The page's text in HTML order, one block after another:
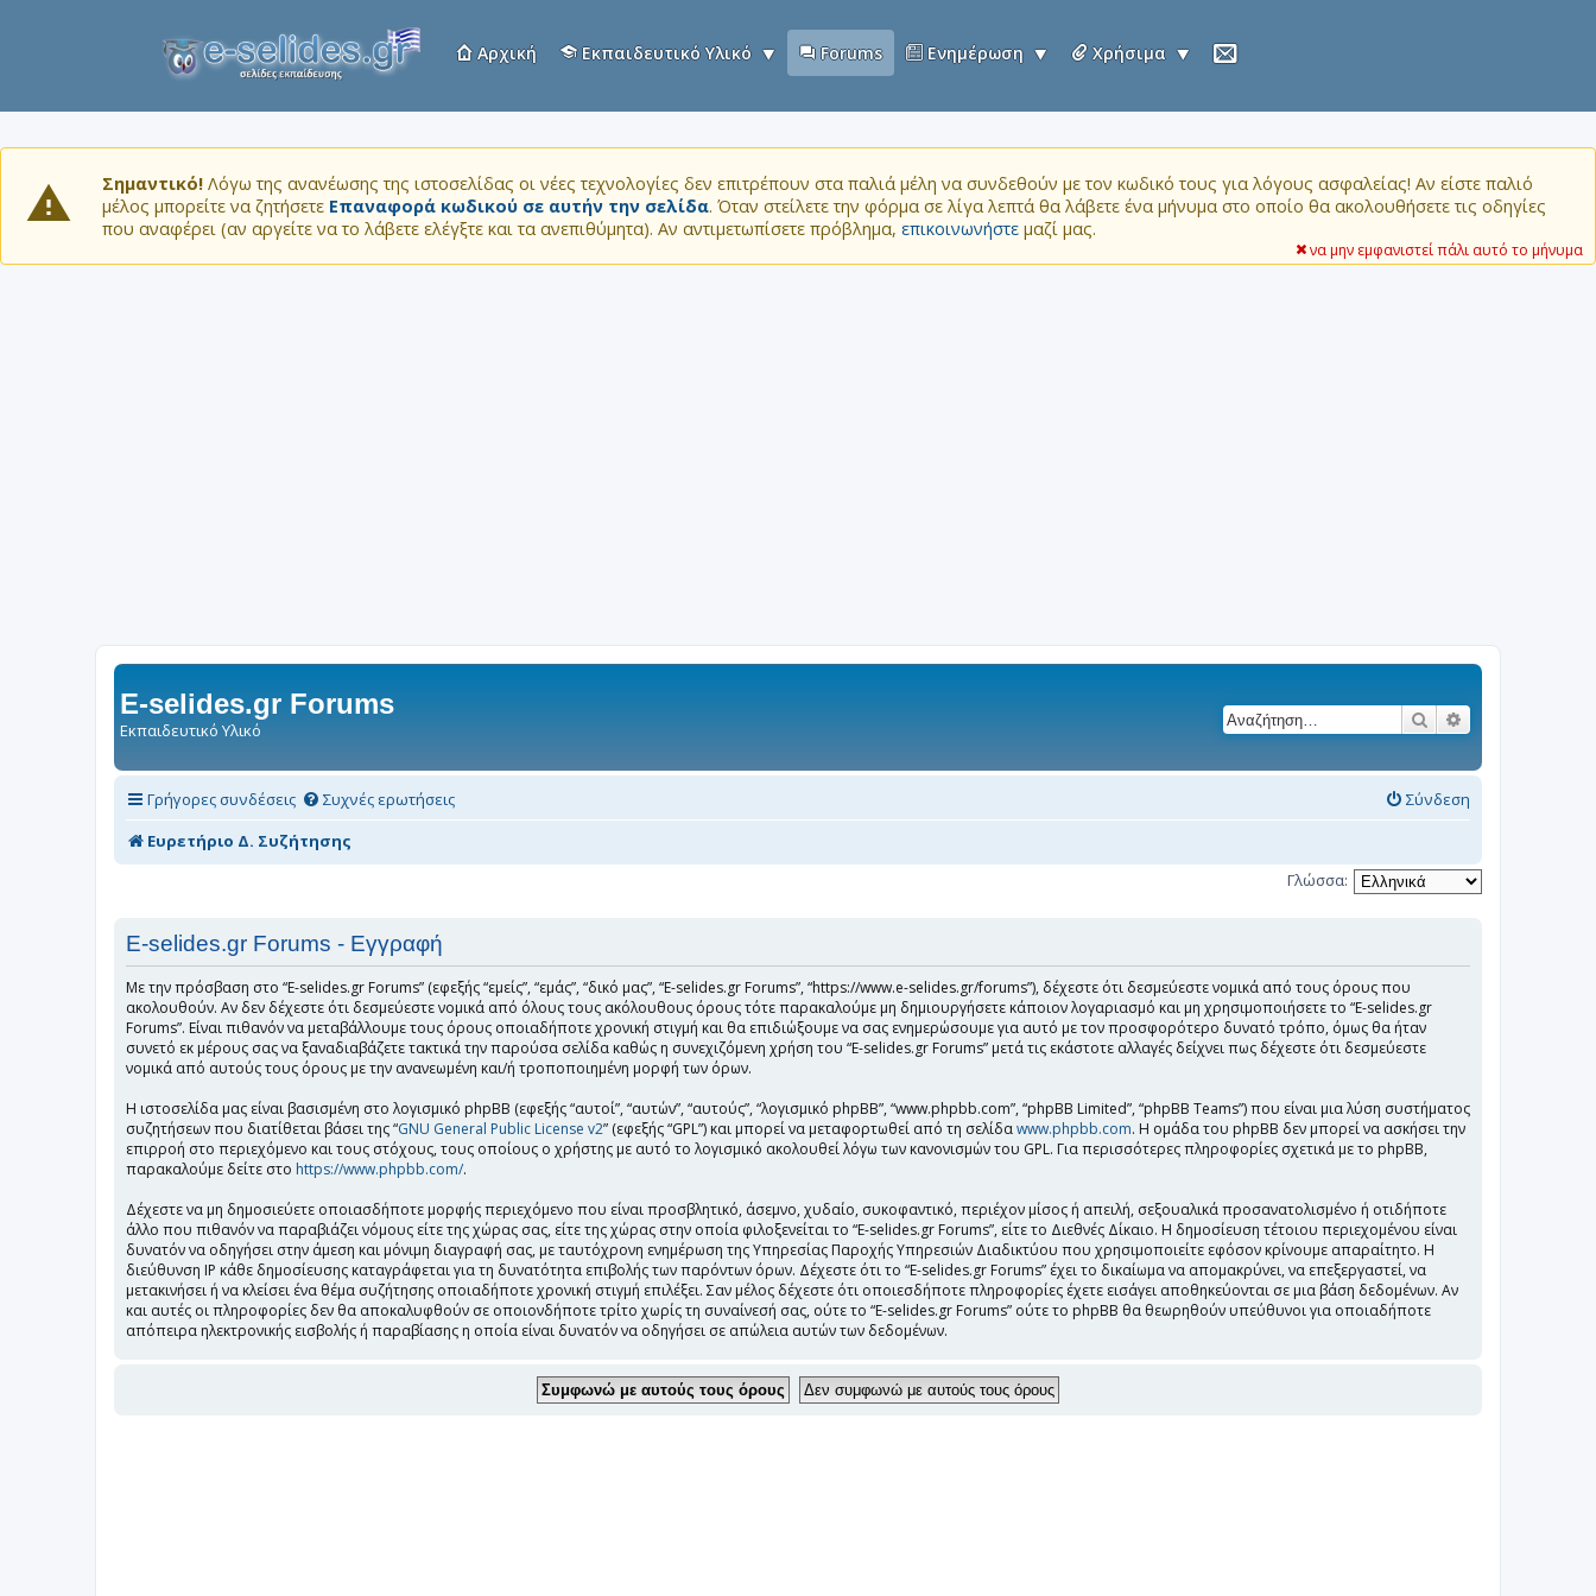
Αρχική Εκπαιδευτικό Υλικό Forums Ενημέρωση Χρήσιμα
Σημαντικό! Λόγω της ανανέωσης της ιστοσελίδας οι νέες τεχνολογίες δεν επιτρέπουν στα παλιά μέλη να συνδεθούν με τον κωδικό τους για λόγους ασφαλείας! Αν είστε παλιό
μέλος μπορείτε να ζητήσετε Επαναφορά κωδικού σε αυτήν την σελίδα. Όταν στείλετε την φόρμα σε λίγα λεπτά θα λάβετε ένα μήνυμα στο οποίο θα ακολουθήσετε τις οδηγίες
που αναφέρει (αν αργείτε να το λάβετε ελέγξτε και τα ανεπιθύμητα). Αν αντιμετωπίσετε πρόβλημα, επικοινωνήστε μαζί μας.
να μην εμφανιστεί πάλι αυτό το μήνυμα
E-selides.gr Forums
Εκπαιδευτικό Υλικό
Αναζήτηση
Γρήγορες συνδέσεις Συχνές ερωτήσεις
Σύνδεση
Ευρετήριο Δ. Συζήτησης
Γλώσσα:
E-selides.gr Forums - Εγγραφή
Με την πρόσβαση στο “E-selides.gr Forums” (εφεξής “εμείς”, “εμάς”, “δικό μας”, “E-selides.gr Forums”, “https://www.e-selides.gr/forums”), δέχεστε ότι δεσμεύεστε νομικά από τους όρους που
ακολουθούν. Αν δεν δέχεστε ότι δεσμεύεστε νομικά από όλους τους ακόλουθους όρους τότε παρακαλούμε μη δημιουργήσετε κάποιον λογαριασμό και μη χρησιμοποιήσετε το “E-selides.gr
Forums”. Είναι πιθανόν να μεταβάλλουμε τους όρους οποιαδήποτε χρονική στιγμή και θα επιδιώξουμε να σας ενημερώσουμε για αυτό με τον προσφορότερο δυνατό τρόπο, όμως θα ήταν
συνετό εκ μέρους σας να ξαναδιαβάζετε τακτικά την παρούσα σελίδα καθώς η συνεχιζόμενη χρήση του “E-selides.gr Forums” μετά τις εκάστοτε αλλαγές δείχνει πως δέχεστε ότι δεσμεύεστε
νομικά από αυτούς τους όρους με την ανανεωμένη και/ή τροποποιημένη μορφή των όρων.
Η ιστοσελίδα μας είναι βασισμένη στο λογισμικό phpBB (εφεξής “αυτοί”, “αυτών”, “αυτούς”, “λογισμικό phpBB”, “www.phpbb.com”, “phpBB Limited”, “phpBB Teams”) που είναι μια λύση συστήματος
συζητήσεων που διατίθεται βάσει της “GNU General Public License v2” (εφεξής “GPL”) και μπορεί να μεταφορτωθεί από τη σελίδαwww.phpbb.com. Η ομάδα του phpBB δεν μπορεί να ασκήσει την
επιρροή στο περιεχόμενο και τους στόχους, τους οποίους ο χρήστης με αυτό το λογισμικό ακολουθεί λόγω των κανονισμών του GPL. Για περισσότερες πληροφορίες σχετικά με το phpBB,
παρακαλούμε δείτε στο https://www.phpbb.com/.
Δέχεστε να μη δημοσιεύετε οποιασδήποτε μορφής περιεχόμενο που είναι προσβλητικό, άσεμνο, χυδαίο, συκοφαντικό, περιέχον μίσος ή απειλή, σεξουαλικά προσανατολισμένο ή οτιδήποτε
άλλο που πιθανόν να παραβιάζει νόμους είτε της χώρας σας, είτε της χώρας στην οποία φιλοξενείται το “E-selides.gr Forums”, είτε το Διεθνές Δίκαιο. Η δημοσίευση τέτοιου περιεχομένου είναι
δυνατόν να οδηγήσει στην άμεση και μόνιμη διαγραφή σας, με ταυτόχρονη ενημέρωση της Υπηρεσίας Παροχής Υπηρεσιών Διαδικτύου που χρησιμοποιείτε εφόσον κρίνουμε απαραίτητο. Η
διεύθυνση IP κάθε δημοσίευσης καταγράφεται για τη δυνατότητα επιβολής των παρόντων όρων. Δέχεστε ότι το “E-selides.gr Forums” έχει το δικαίωμα να απομακρύνει, να επεξεργαστεί, να
μετακινήσει ή να κλείσει ένα θέμα συζήτησης οποιαδήποτε χρονική στιγμή επιλέξει. Σαν μέλος δέχεστε ότι οποιεσδήποτε πληροφορίες έχετε εισάγει αποθηκεύονται σε μια βάση δεδομένων. Αν
και αυτές οι πληροφορίες δεν θα αποκαλυφθούν σε οποιονδήποτε τρίτο χωρίς τη συναίνεσή σας, ούτε το “E-selides.gr Forums” ούτε το phpBB θα θεωρηθούν υπεύθυνοι για οποιαδήποτε
απόπειρα ηλεκτρονικής εισβολής ή παραβίασης η οποία είναι δυνατόν να οδηγήσει σε απώλεια αυτών των δεδομένων.